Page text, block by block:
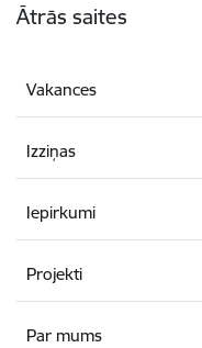
Ātrās saites
Vakances
Izziņas
Iepirkumi
Projekti
Par mums